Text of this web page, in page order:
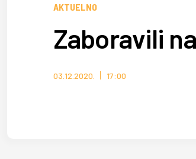
AKTUELNO
Zaboravili
03.12.2020. 17:00